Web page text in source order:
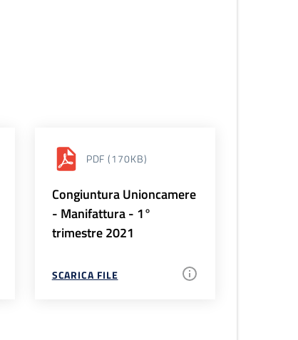
PDF (170KB)
Congiuntura Unioncamere
- Manifattura - 1°
trimestre 2021
SCARICA FILE